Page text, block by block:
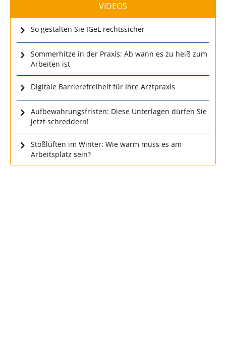
VIDEOS
So gestalten Sie IGeL rechtssicher
Sommerhitze in der Praxis: Ab wann es zu heiß zum
Arbeiten ist
Digitale Barrierefreiheit für Ihre Arztpraxis
Aufbewahrungsfristen: Diese Unterlagen dürfen Sie
jetzt schreddern!
Stoßlüften im Winter: Wie warm muss es am
Arbeitsplatz sein?